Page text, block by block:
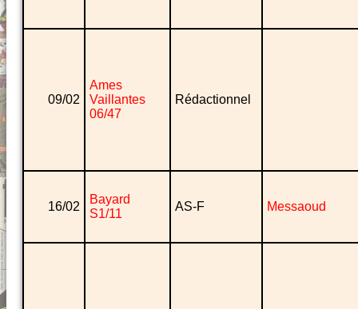
09/02
Ames
Vaillantes
06/47
Rédactionnel
16/02
Bayard
S1/11
AS-F Messaoud